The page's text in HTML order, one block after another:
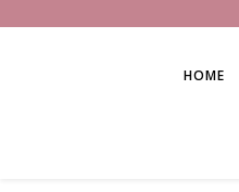
HOME